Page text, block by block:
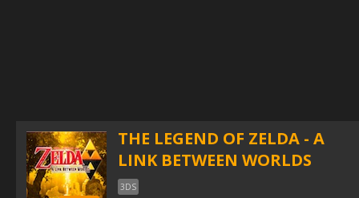
THE LEGEND OF ZELDA - A
LINK BETWEEN WORLDS
3DS